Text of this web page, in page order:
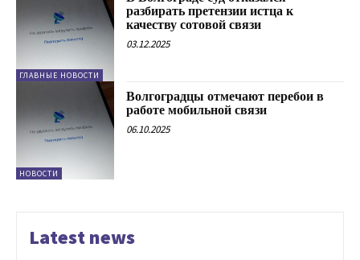
ГЛАВНЫЕ НОВОСТИ
разбирать претензии истца к
качеству сотовой связи
03.12.2025
НОВОСТИ
Волгоградцы отмечают перебои в
работе мобильной связи
06.10.2025
Latest news